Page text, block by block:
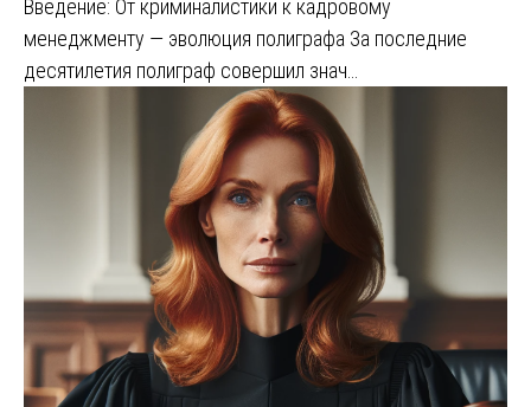
Введение: От криминалистики к кадровому
менеджменту — эволюция полиграфа За последние
десятилетия полиграф совершил знач…